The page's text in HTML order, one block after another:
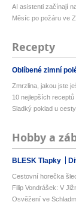
AI asistenti začínají
Měsíc po požáru ve
Recepty
Oblíbené zimní
Zmrzlina, jakou jste
10 nejlepších
Sladký poklad u
Hobby a
BLESK Tlapky
Cestovní horečka
Filip Vondrášek: V
Osvěžení ve